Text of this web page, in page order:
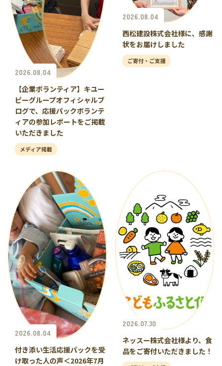
2026.08.04
【企業ボランティア】キユー
ピーグループオフィシャルブ
ログで、応援パックボランテ
ィアの参加レポートをご掲載
いただきました
メディア掲載
2026.08.04
西松建設株式会社様に、感謝
状をお届けしました
ご寄付・ご支援
2026.08.04
付き添い生活応援パックを受
け取った人の声＜2026年7月
2026.07.30
ネッスー株式会社様より、食
品をご寄付いただきました！